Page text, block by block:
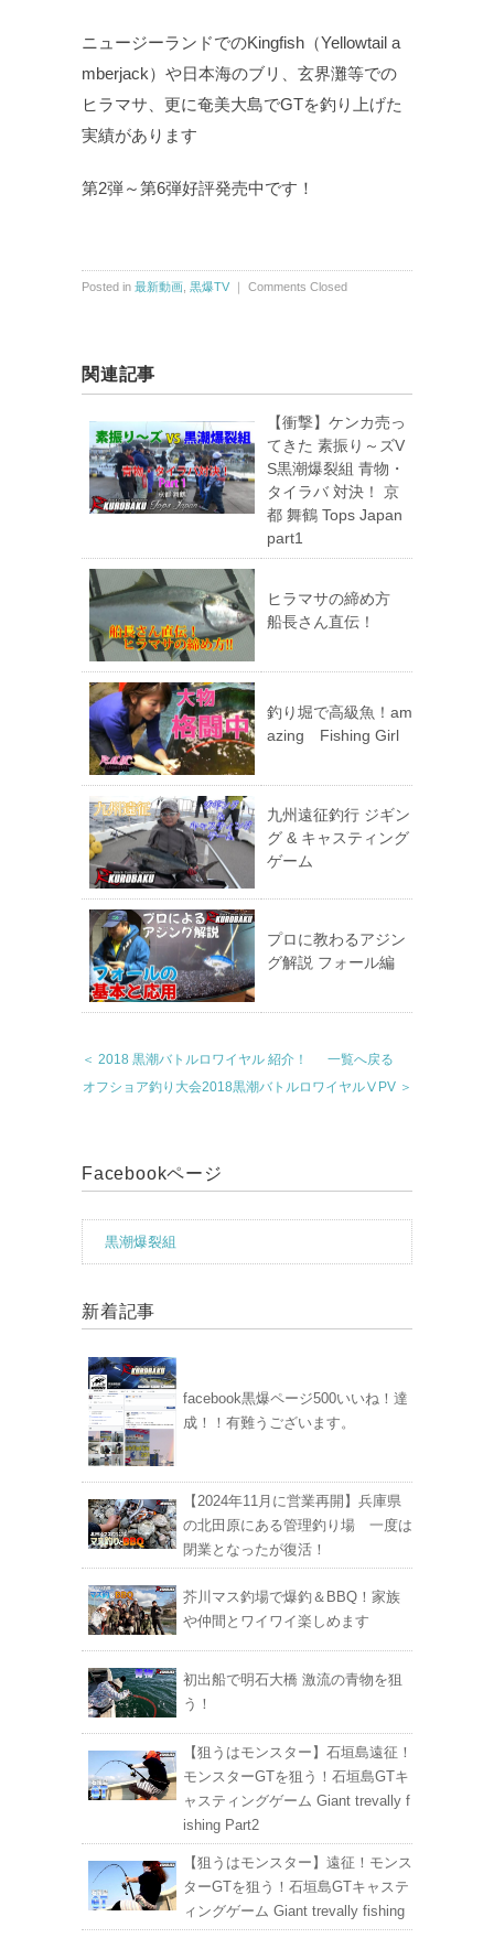
ニュージーランドでのKingfish（Yellowtail a
mberjack）や日本海のブリ、玄界灘等での
ヒラマサ、更に奄美大島でGTを釣り上げた
実績があります
第2弾～第6弾好評発売中です！
Posted in 最新動画 黒爆TV ｜ Comments Closed
関連記事
【衝撃】ケンカ売っ
てきた 素振り～ズV
S黒潮爆裂組 青物・
タイラバ 対決！ 京
都 舞鶴 Tops Japan
part1
ヒラマサの締め方
船長さん直伝！
釣り堀で高級魚！am
azing Fishing Girl
九州遠征釣行 ジギン
グ & キャスティング
ゲーム
プロに教わるアジン
グ解説 フォール編
＜ 2018 黒潮バトルロワイヤル 紹介！
一覧へ戻る
オフショア釣り大会2018黒潮バトルロワイヤルⅤPV ＞
Facebookページ
黒潮爆裂組
新着記事
facebook黒爆ページ500いいね！達
成！！有難うございます。
【2024年11月に営業再開】兵庫県
の北田原にある管理釣り場 一度は
閉業となったが復活！
芥川マス釣場で爆釣＆BBQ！家族
や仲間とワイワイ楽しめます
初出船で明石大橋 激流の青物を狙
う！
【狙うはモンスター】石垣島遠征！
モンスターGTを狙う！石垣島GTキ
ャスティングゲーム Giant trevally f
ishing Part2
【狙うはモンスター】遠征！モンス
ターGTを狙う！石垣島GTキャステ
ィングゲーム Giant trevally fishing